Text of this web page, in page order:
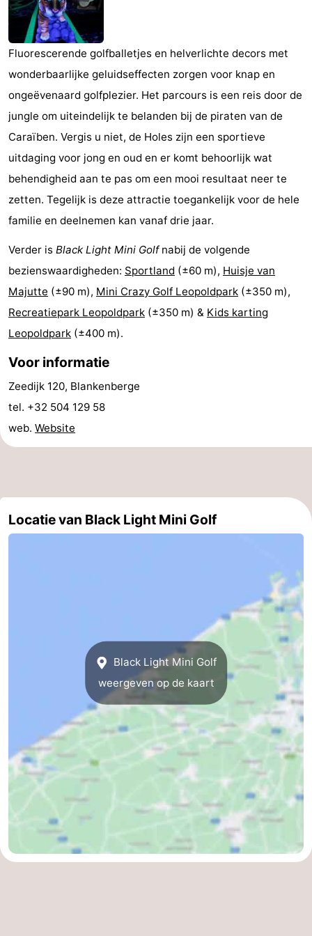
breakfasts)
Hotels
Vakantiehuizen
-
Beachside
-
Blankenberger
Duinen
-
Center
Parcs
Haan
Last
minutes
Strand
&
doen
Bezienswaardigheden
-
Musea
-
Monumenten
-
Uitkijkpunten
Attracties
-
Speeltuinen
-
Zwembaden
-
Fietsen
Wandelen
Golfbanen
-
Fluorescerende golfballetjes en helverlichte decors met
wonderbaarlijke geluidseffecten zorgen voor knap en
ongeëvenaard golfplezier. Het parcours is een reis door de
jungle om uiteindelijk te belanden bij de piraten van de
Caraïben. Vergis u niet, de Holes zijn een sportieve
uitdaging voor jong en oud en er komt behoorlijk wat
behendigheid aan te pas om een mooi resultaat neer te
zetten. Tegelijk is deze attractie toegankelijk voor de hele
familie en deelnemen kan vanaf drie jaar.
Verder is Black Light Mini Golfnabij de volgende
bezienswaardigheden: Sportland (±60 m), Huisje van
Majutte (±90 m), Mini Crazy Golf Leopoldpark (±350 m),
Recreatiepark Leopoldpark (±350 m) & Kids karting
Leopoldpark (±400 m).
Voor informatie
Zeedijk 120, Blankenberge
tel. +32 504 129 58
web. Website
Locatie van Black Light Mini Golf
Black Light Mini Golf
weergeven op de kaart